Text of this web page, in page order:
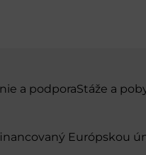
a podporaStáže a
Európskou